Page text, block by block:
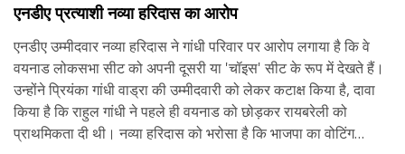
एनडीए प्रत्याशी नव्या हरिदास का आरोप
एनडीए उम्मीदवार नव्या हरिदास ने गांधी परिवार पर आरोप लगाया है कि वे
वयनाड लोकसभा सीट को अपनी दूसरी या 'चॉइस' सीट के रूप में देखते हैं।
उन्होंने प्रियंका गांधी वाड्रा की उम्मीदवारी को लेकर कटाक्ष किया है, दावा
किया है कि राहुल गांधी ने पहले ही वयनाड को छोड़कर रायबरेली को
प्राथमिकता दी थी। नव्या हरिदास को भरोसा है कि भाजपा का वोटिंग